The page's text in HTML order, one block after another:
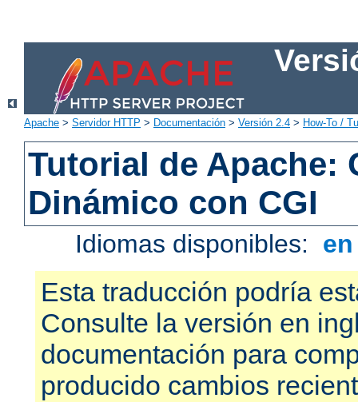
Apache > Servidor HTTP > Documentación > Versión 2.4 > How-To /
Tutorial de Apache:
Dinámico con CGI
Idiomas disponibles:
Esta traducción podría
Consulte la versión en
documentación para
producido cambios